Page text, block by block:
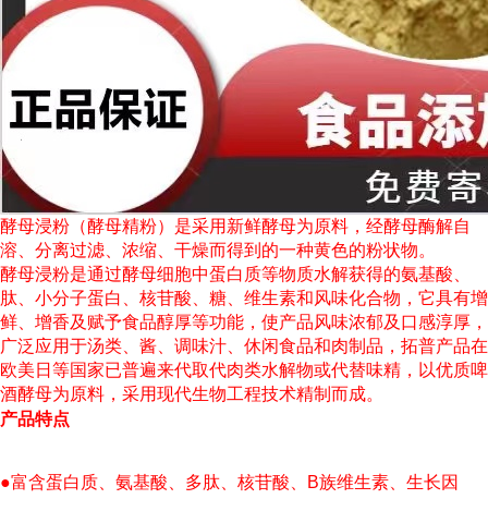
酵母浸粉（酵母精粉）是采用新鲜酵母为原料，经酵母酶解自
溶、分离过滤、浓缩、干燥而得到的一种黄色的粉状物。
酵母浸粉是通过酵母细胞中蛋白质等物质水解获得的氨基酸、
肽、小分子蛋白、核苷酸、糖、维生素和风味化合物，它具有增
鲜、增香及赋予食品醇厚等功能，使产品风味浓郁及口感淳厚，
广泛应用于汤类、酱、调味汁、休闲食品和肉制品，拓普产品在
欧美日等国家已普遍来代取代肉类水解物或代替味精，以优质啤
酒酵母为原料，采用现代生物工程技术精制而成。
产品特点
●富含蛋白质、氨基酸、多肽、核苷酸、B族维生素、生长因